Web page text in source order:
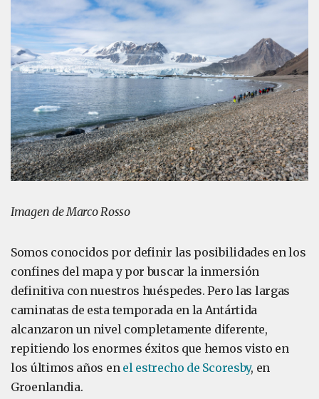
Imagen de Marco Rosso
Somos conocidos por definir las posibilidades en los
confines del mapa y por buscar la inmersión
definitiva con nuestros huéspedes. Pero las largas
caminatas de esta temporada en la Antártida
alcanzaron un nivel completamente diferente,
repitiendo los enormes éxitos que hemos visto en
los últimos años en el estrecho de Scoresby, en
Groenlandia.